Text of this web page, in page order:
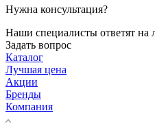
Нужна консультация?
Наши специалисты ответят
Задать вопрос
Каталог
Лучшая цена
Акции
Бренды
Компания